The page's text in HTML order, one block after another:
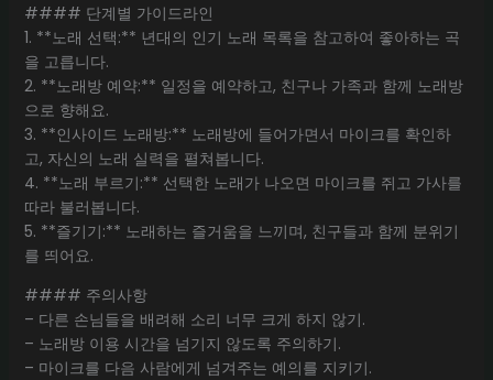
#### 단계별 가이드라인
1. **노래 선택:** 년대의 인기 노래 목록을 참고하여 좋아하는 곡
을 고릅니다.
2. **노래방 예약:** 일정을 예약하고, 친구나 가족과 함께 노래방
으로 향해요.
3. **인사이드 노래방:** 노래방에 들어가면서 마이크를 확인하
고, 자신의 노래 실력을 펼쳐봅니다.
4. **노래 부르기:** 선택한 노래가 나오면 마이크를 쥐고 가사를
따라 불러봅니다.
5. **즐기기:** 노래하는 즐거움을 느끼며, 친구들과 함께 분위기
를 띄어요.
#### 주의사항
– 다른 손님들을 배려해 소리 너무 크게 하지 않기.
– 노래방 이용 시간을 넘기지 않도록 주의하기.
– 마이크를 다음 사람에게 넘겨주는 예의를 지키기.